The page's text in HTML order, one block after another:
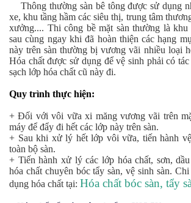
Thông thường sàn bê tông được sử dụng
xe, khu tầng hầm các siêu thị, trung tâm
xưởng.... Thi công bề mặt sàn thường là
sau cùng ngay khi đã hoàn thiện các hạng
này trên sàn thường bị vương vãi nhiều loại
Hóa chất được sử dụng để vệ sinh phải có
sạch lớp hóa chất cũ này đi.
Quy trình thực hiện:
+ Đối với vôi vữa xi măng vương vãi trên
máy để đẩy đi hết các lớp này trên sàn.
+ Sau khi xử lý hết lớp vôi vữa, tiến hành
toàn bộ sàn.
+ Tiến hành xử lý các lớp hóa chất, sơn,
hóa chất chuyên bóc tẩy sàn, vệ sinh sàn.
dụng hóa chất tại: Hóa chất bóc sàn, tẩy